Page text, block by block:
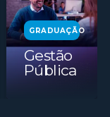
GRADUAÇÃO
Gestão
Pública